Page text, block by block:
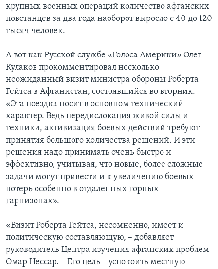
крупных военных операций количество афганских
повстанцев за два года наоборот выросло с 40 до 120
тысяч человек.
А вот как Русской службе «Голоса Америки» Олег
Кулаков прокомментировал несколько
неожиданный визит министра обороны Роберта
Гейтса в Афганистан, состоявшийся во вторник:
«Эта поездка носит в основном технический
характер. Ведь передислокация живой силы и
техники, активизация боевых действий требуют
принятия большого количества решений. И эти
решения надо принимать очень быстро и
эффективно, учитывая, что новые, более сложные
задачи могут привести и к увеличению боевых
потерь особенно в отдаленных горных
гарнизонах».
«Визит Роберта Гейтса, несомненно, имеет и
политическую составляющую, – добавляет
руководитель Центра изучения афганских проблем
Омар Нессар. – Его цель – успокоить местную